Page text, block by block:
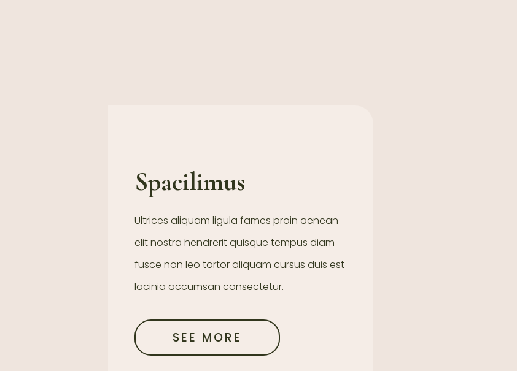
Spacilimus
Ultrices aliquam ligula fames proin aenean
elit nostra hendrerit quisque tempus diam
fusce non leo tortor aliquam cursus duis est
lacinia accumsan consectetur.
SEE MORE